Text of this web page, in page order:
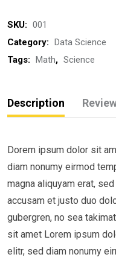
SKU: 001
Category: Data Science
Tags: Math, Science
Description
Dorem ipsum dolor sit
diam nonumy eirmod
magna aliquyam erat,
accusam et justo duo
gubergren, no sea
sit amet Lorem ipsum
elitr, sed diam nonumy